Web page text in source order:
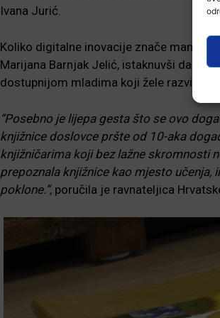
Ivana Jurić.
Koliko digitalne inovacije znače manjim
Marijana Barnjak Jelić, istaknuvši da
dostupnijom mladima koji žele razvijati
“Posebno je lijepa gesta što se ovo
knjižnice doslovce pršte od 10-aka
knjižničarima koji bez lažne skromnosti
prepoznala knjižnice kao mjesto učenja,
poklone.”, poručila je ravnateljica